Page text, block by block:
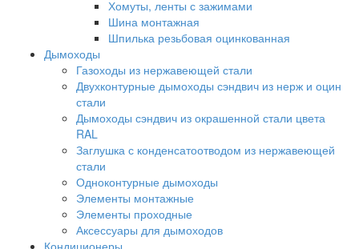
Хомуты, ленты с зажимами
Шина монтажная
Шпилька резьбовая оцинкованная
Дымоходы
Газоходы из нержавеющей стали
Двухконтурные дымоходы сэндвич из нерж и оцин
стали
Дымоходы сэндвич из окрашенной стали цвета
RAL
Заглушка с конденсатоотводом из нержавеющей
стали
Одноконтурные дымоходы
Элементы монтажные
Элементы проходные
Аксессуары для дымоходов